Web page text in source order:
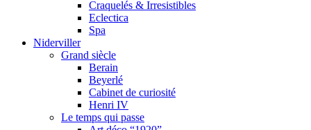
Craquelés & Irresistibles
Eclectica
Spa
Niderviller
Grand siècle
Berain
Beyerlé
Cabinet de curiosité
Henri IV
Le temps qui passe